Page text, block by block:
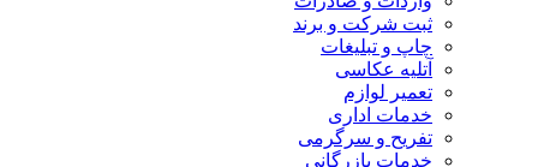
ثبت شرکت و برند
چاپ و تبلیغات
آتلیه عکاسی
تعمیر لوازم
خدمات اداری
تفریح و سرگرمی
خدمات بازرگانی